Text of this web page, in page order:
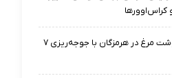
کراس‌اوورها
تولید ۱۲ هزار تن گوشت مرغ در هرمزگان با جوجه‌ریزی ۷